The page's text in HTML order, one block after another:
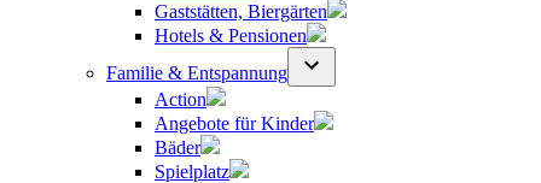
Gaststätten, Biergärten
Hotels & Pensionen
Familie & Entspannung
Action
Angebote für Kinder
Bäder
Spielplatz